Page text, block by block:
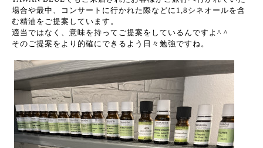
場合や最中、コンサートに行かれた際などに1,8シネオールを含
む精油をご提案しています。
適当ではなく、意味を持ってご提案をしているんですよ^ ^
そのご提案をより的確にできるよう日々勉強ですね。